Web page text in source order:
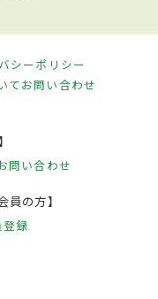
シーポリシー
てお問い合わせ
問い合わせ
員の方】
録